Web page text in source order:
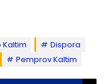
Kaltim
Dispora
Pemprov Kaltim